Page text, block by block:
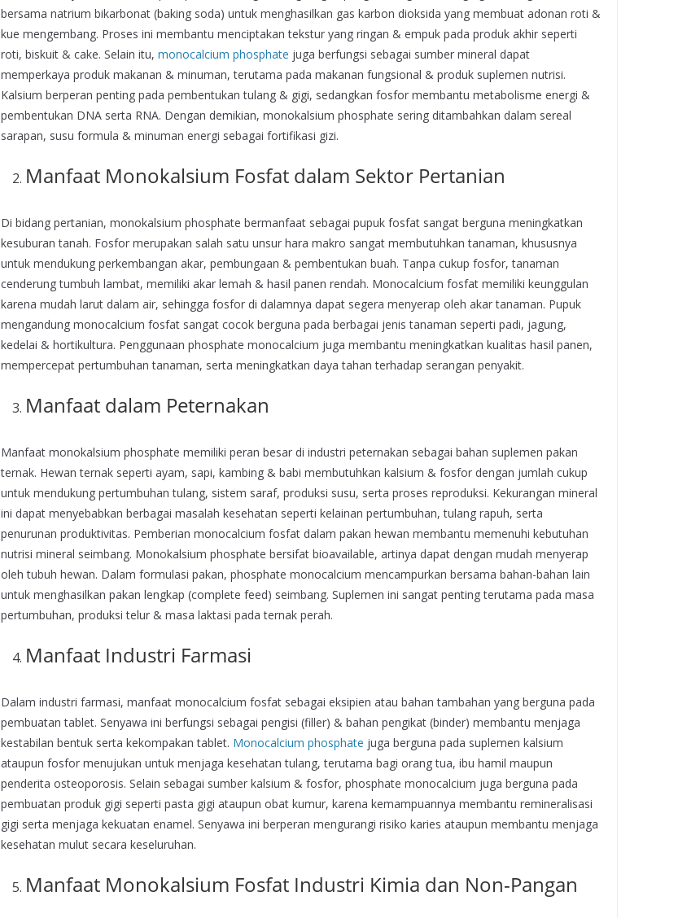
bersama natrium bikarbonat (baking soda) untuk menghasilkan gas karbon dioksida yang membuat adonan roti &
kue mengembang. Proses ini membantu menciptakan tekstur yang ringan & empuk pada produk akhir seperti
roti, biskuit & cake. Selain itu, monocalcium phosphate juga berfungsi sebagai sumber mineral dapat
memperkaya produk makanan & minuman, terutama pada makanan fungsional & produk suplemen nutrisi.
Kalsium berperan penting pada pembentukan tulang & gigi, sedangkan fosfor membantu metabolisme energi &
pembentukan DNA serta RNA. Dengan demikian, monokalsium phosphate sering ditambahkan dalam sereal
sarapan, susu formula & minuman energi sebagai fortifikasi gizi.
Manfaat Monokalsium Fosfat dalam Sektor Pertanian
Di bidang pertanian, monokalsium phosphate bermanfaat sebagai pupuk fosfat sangat berguna meningkatkan
kesuburan tanah. Fosfor merupakan salah satu unsur hara makro sangat membutuhkan tanaman, khususnya
untuk mendukung perkembangan akar, pembungaan & pembentukan buah. Tanpa cukup fosfor, tanaman
cenderung tumbuh lambat, memiliki akar lemah & hasil panen rendah. Monocalcium fosfat memiliki keunggulan
karena mudah larut dalam air, sehingga fosfor di dalamnya dapat segera menyerap oleh akar tanaman. Pupuk
mengandung monocalcium fosfat sangat cocok berguna pada berbagai jenis tanaman seperti padi, jagung,
kedelai & hortikultura. Penggunaan phosphate monocalcium juga membantu meningkatkan kualitas hasil panen,
mempercepat pertumbuhan tanaman, serta meningkatkan daya tahan terhadap serangan penyakit.
Manfaat dalam Peternakan
Manfaat monokalsium phosphate memiliki peran besar di industri peternakan sebagai bahan suplemen pakan
ternak. Hewan ternak seperti ayam, sapi, kambing & babi membutuhkan kalsium & fosfor dengan jumlah cukup
untuk mendukung pertumbuhan tulang, sistem saraf, produksi susu, serta proses reproduksi. Kekurangan mineral
ini dapat menyebabkan berbagai masalah kesehatan seperti kelainan pertumbuhan, tulang rapuh, serta
penurunan produktivitas. Pemberian monocalcium fosfat dalam pakan hewan membantu memenuhi kebutuhan
nutrisi mineral seimbang. Monokalsium phosphate bersifat bioavailable, artinya dapat dengan mudah menyerap
oleh tubuh hewan. Dalam formulasi pakan, phosphate monocalcium mencampurkan bersama bahan-bahan lain
untuk menghasilkan pakan lengkap (complete feed) seimbang. Suplemen ini sangat penting terutama pada masa
pertumbuhan, produksi telur & masa laktasi pada ternak perah.
Manfaat Industri Farmasi
Dalam industri farmasi, manfaat monocalcium fosfat sebagai eksipien atau bahan tambahan yang berguna pada
pembuatan tablet. Senyawa ini berfungsi sebagai pengisi (filler) & bahan pengikat (binder) membantu menjaga
kestabilan bentuk serta kekompakan tablet. Monocalcium phosphate juga berguna pada suplemen kalsium
ataupun fosfor menujukan untuk menjaga kesehatan tulang, terutama bagi orang tua, ibu hamil maupun
penderita osteoporosis. Selain sebagai sumber kalsium & fosfor, phosphate monocalcium juga berguna pada
pembuatan produk gigi seperti pasta gigi ataupun obat kumur, karena kemampuannya membantu remineralisasi
gigi serta menjaga kekuatan enamel. Senyawa ini berperan mengurangi risiko karies ataupun membantu menjaga
kesehatan mulut secara keseluruhan.
Manfaat Monokalsium Fosfat Industri Kimia dan Non-Pangan